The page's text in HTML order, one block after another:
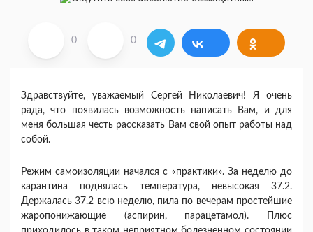
0 0
Здравствуйте, уважаемый Сергей Николаевич! Я очень
рада, что появилась возможность написать Вам, и для
меня большая честь рассказать Вам свой опыт работы над
собой.
Режим самоизоляции начался с «практики». За неделю до
карантина поднялась температура, невысокая 37.2.
Держалась 37.2 всю неделю, пила по вечерам простейшие
жаропонижающие (аспирин, парацетамол). Плюс